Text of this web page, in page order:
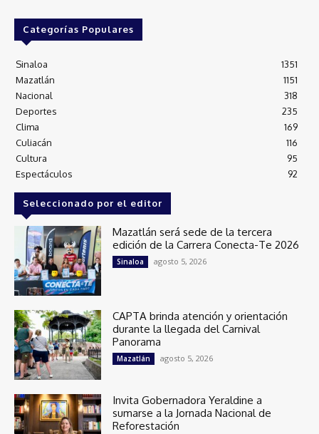
Categorías Populares
Sinaloa
1351
Mazatlán
1151
Nacional
318
Deportes
235
Clima
169
Culiacán
116
Cultura
95
Espectáculos
92
Seleccionado por el editor
Mazatlán será sede de la tercera
edición de la Carrera Conecta-Te 2026
Sinaloa agosto 5, 2026
CAPTA brinda atención y orientación
durante la llegada del Carnival
Panorama
Mazatlán agosto 5, 2026
Invita Gobernadora Yeraldine a
sumarse a la Jornada Nacional de
Reforestación